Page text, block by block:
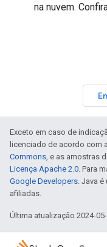
na nuvem.
Exceto em caso de
licenciado de acordo com a
Commons , e as amostras
Licença Apache 2.0 . Para
Google Developers . Java
afiliadas.
Última atualização 2024-05-